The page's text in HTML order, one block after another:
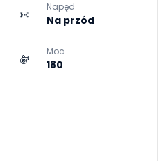
Napęd
Na przód
Moc
180